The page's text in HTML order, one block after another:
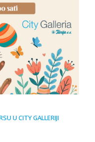
U CITY GALLERIJI